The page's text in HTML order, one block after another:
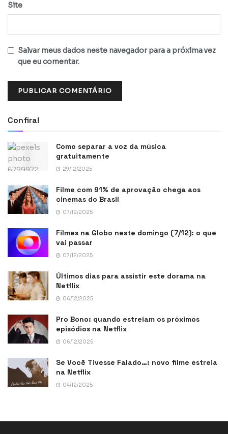
Site
Salvar meus dados neste navegador para a próxima vez
que eu comentar.
Confira!
Como separar a voz da música
gratuitamente
29/12/2025
Filme com 91% de aprovação chega aos
cinemas do Brasil
07/12/2025
Filmes na Globo neste domingo (7/12): o que
vai passar
07/12/2025
Últimos dias para assistir este dorama na
Netflix
06/12/2025
Pro Bono: quando estreiam os próximos
episódios na Netflix
06/12/2025
Se Você Tivesse Falado…: novo filme estreia
na Netflix
04/12/2025